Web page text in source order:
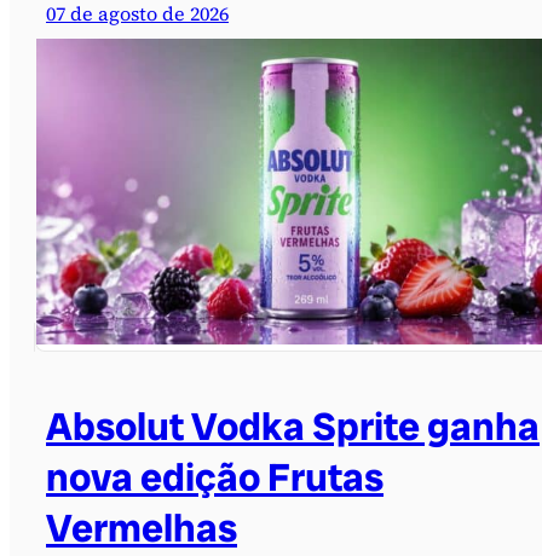
07 de agosto de 2026
Absolut Vodka Sprite ganha
nova edição Frutas
Vermelhas